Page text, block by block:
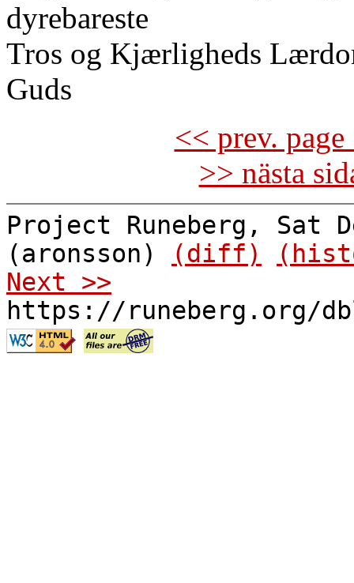
dyrebareste
Tros og Kjærligheds
Guds
<< prev.
>> nästa
Project Runeberg, Sat
(aronsson)
(diff)
Next >>
https://runeberg.org/